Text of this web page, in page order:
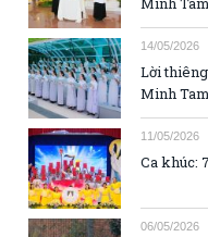
14/05/2026
Lời
Minh
11/05/2026
Ca khúc:
06/05/2026